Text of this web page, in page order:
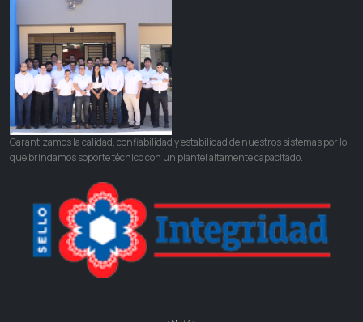
Garantizamos la calidad, confiabilidad y estabilidad de nuestros sistemas por lo
que brindamos soporte técnico con un plantel altamente capacitado.